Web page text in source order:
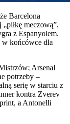
Barcelona
meczową”,
z Espanyolem.
końcówce dla
Arsenal
potrzeby –
serię w starciu z
kontra Zverev
a Antonelli